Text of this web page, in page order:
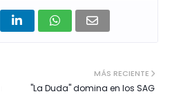
MÁS RECIENTE
"La Duda" domina en los SAG